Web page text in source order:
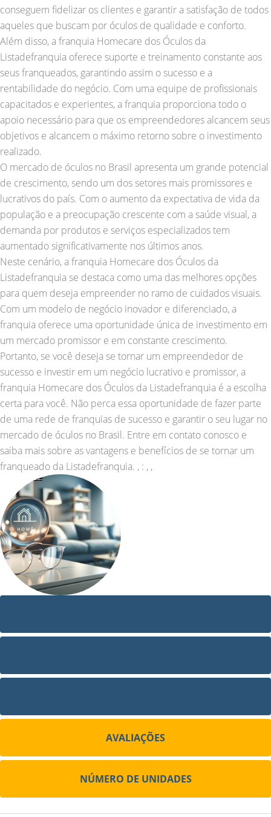
conseguem fidelizar os clientes e garantir a satisfação de todos
aqueles que buscam por óculos de qualidade e conforto.
Além disso, a franquia Homecare dos Óculos da
Listadefranquia oferece suporte e treinamento constante aos
seus franqueados, garantindo assim o sucesso e a
rentabilidade do negócio. Com uma equipe de profissionais
capacitados e experientes, a franquia proporciona todo o
apoio necessário para que os empreendedores alcancem seus
objetivos e alcancem o máximo retorno sobre o investimento
realizado.
O mercado de óculos no Brasil apresenta um grande potencial
de crescimento, sendo um dos setores mais promissores e
lucrativos do país. Com o aumento da expectativa de vida da
população e a preocupação crescente com a saúde visual, a
demanda por produtos e serviços especializados tem
aumentado significativamente nos últimos anos.
Neste cenário, a franquia Homecare dos Óculos da
Listadefranquia se destaca como uma das melhores opções
para quem deseja empreender no ramo de cuidados visuais.
Com um modelo de negócio inovador e diferenciado, a
franquia oferece uma oportunidade única de investimento em
um mercado promissor e em constante crescimento.
Portanto, se você deseja se tornar um empreendedor de
sucesso e investir em um negócio lucrativo e promissor, a
franquia Homecare dos Óculos da Listadefranquia é a escolha
certa para você. Não perca essa oportunidade de fazer parte
de uma rede de franquias de sucesso e garantir o seu lugar no
mercado de óculos no Brasil. Entre em contato conosco e
saiba mais sobre as vantagens e benefícios de se tornar um
franqueado da Listadefranquia. , : , ,
AVALIAÇÕES
NÚMERO DE UNIDADES